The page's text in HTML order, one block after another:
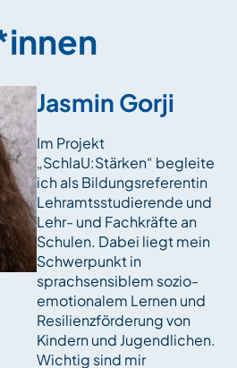
Jasmin Gorji
Im Projekt
„SchlaU:Stärken“ begleite
ich als Bildungsreferentin
Lehramtsstudierende und
Lehr- und Fachkräfte an
Schulen. Dabei liegt mein
Schwerpunkt in
sprachsensiblem sozio-
emotionalem Lernen und
Resilienzförderung von
Kindern und Jugendlichen.
Wichtig sind mir